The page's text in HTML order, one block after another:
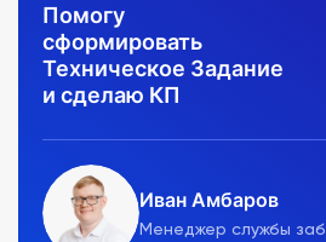
Помогу
сформировать
Техническое Задание
и сделаю КП
Иван Амбаров
Менеджер службы